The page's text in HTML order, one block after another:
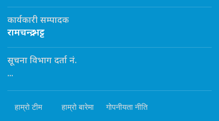
कार्यकारी सम्पादक
रामचन्द्र भट्ट
सूचना विभाग दर्ता नं.
...
हाम्रो टीम हाम्रो बारेमा गोपनीयता नीति